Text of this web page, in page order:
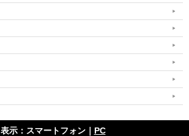
表示：スマートフォン｜ PC